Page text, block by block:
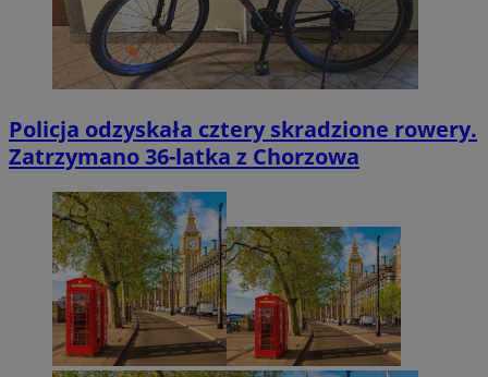
Policja odzyskała cztery skradzione rowery.
Zatrzymano 36-latka z Chorzowa